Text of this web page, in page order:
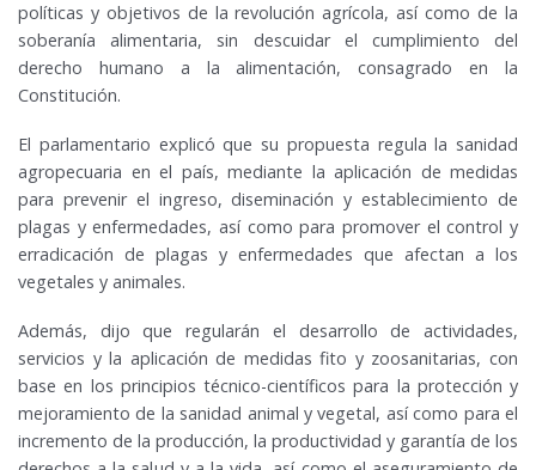
políticas y objetivos de la revolución agrícola, así como de la
soberanía alimentaria, sin descuidar el cumplimiento del
derecho humano a la alimentación, consagrado en la
Constitución.
El parlamentario explicó que su propuesta regula la sanidad
agropecuaria en el país, mediante la aplicación de medidas
para prevenir el ingreso, diseminación y establecimiento de
plagas y enfermedades, así como para promover el control y
erradicación de plagas y enfermedades que afectan a los
vegetales y animales.
Además, dijo que regularán el desarrollo de actividades,
servicios y la aplicación de medidas fito y zoosanitarias, con
base en los principios técnico-científicos para la protección y
mejoramiento de la sanidad animal y vegetal, así como para el
incremento de la producción, la productividad y garantía de los